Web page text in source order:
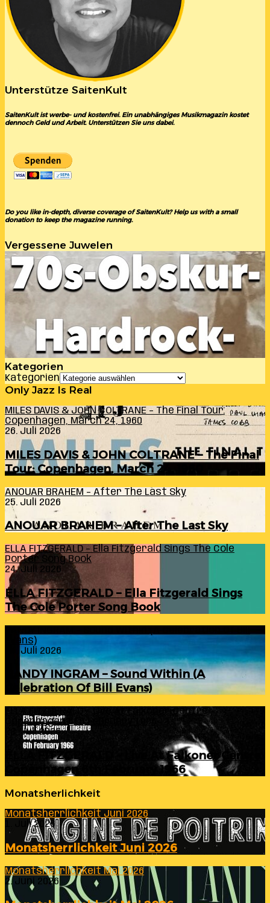
Unterstütze SaitenKult
SaitenKult ist werbe- und kostenfrei. Ein unabhängiges Musikmagazin kostet
dennoch Geld und Arbeit. Unterstützen Sie uns dabei.
Do you like in-depth, diverse coverage of SaitenKult? Help us with a small
donation to keep the magazine running.
Vergessene Juwelen
Kategorien
Kategorien
Only Jazz Is Real
MILES DAVIS & JOHN COLTRANE – The Final Tour:
Copenhagen, March 24, 1960
26. Juli 2026
MILES DAVIS & JOHN COLTRANE – The Final
Tour: Copenhagen, March 24, 1960
ANOUAR BRAHEM – After The Last Sky
25. Juli 2026
ANOUAR BRAHEM – After The Last Sky
ELLA FITZGERALD – Ella Fitzgerald Sings The Cole
Porter Song Book
24. Juli 2026
ELLA FITZGERALD – Ella Fitzgerald Sings
The Cole Porter Song Book
Evans)
24. Juli 2026
RANDY INGRAM – Sound Within (A
Celebration Of Bill Evans)
ELLA FITZGERALD – Live At Falkoner Centre
Copenhagen 6th February 1966
23. Juli 2026
ELLA FITZGERALD – Live At Falkoner Centre
Copenhagen 6th February 1966
Monatsherlichkeit
Monatsherrlichkeit Juni 2026
1. Juli 2026
Monatsherrlichkeit Juni 2026
Monatsherrlichkeit Mai 2026
2. Juni 2026